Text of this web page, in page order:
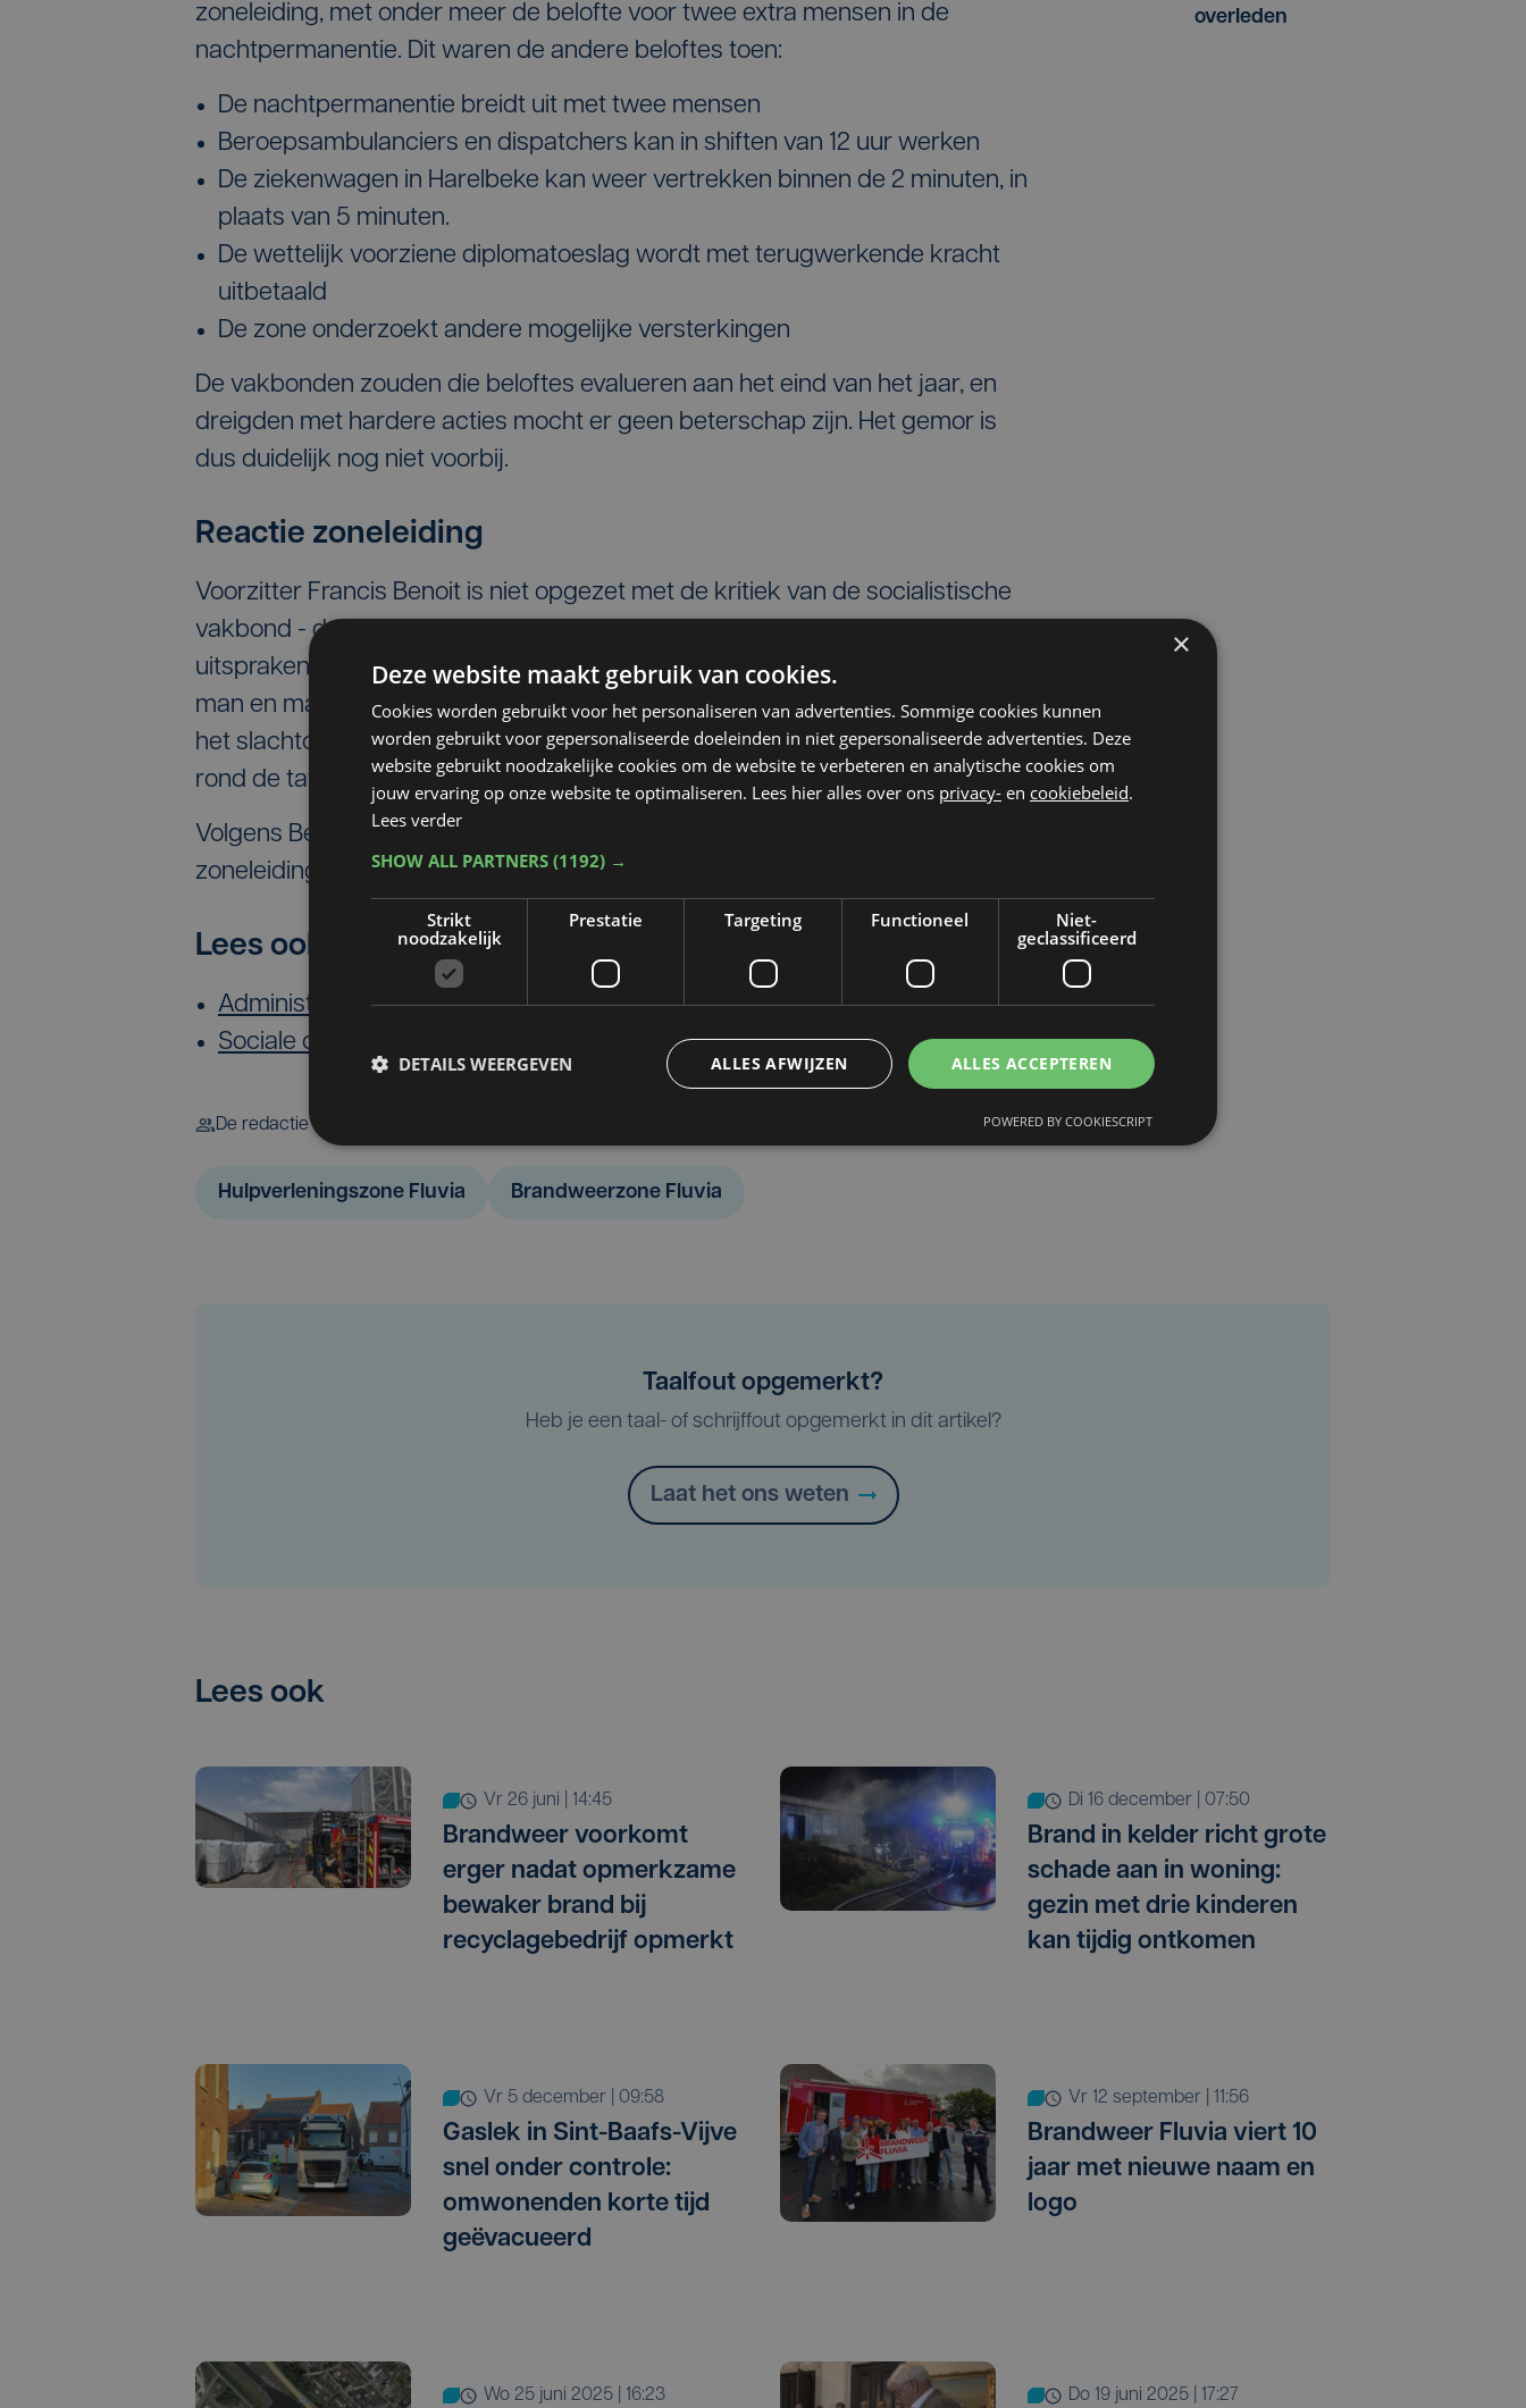
zoneleiding, met onder meer de belofte voor twee extra mensen in de
nachtpermanentie. Dit waren de andere beloftes toen:
De nachtpermanentie breidt uit met twee mensen
Beroepsambulanciers en dispatchers kan in shiften van 12 uur werken
De ziekenwagen in Harelbeke kan weer vertrekken binnen de 2 minuten, in
plaats van 5 minuten.
De wettelijk voorziene diplomatoeslag wordt met terugwerkende kracht
uitbetaald
De zone onderzoekt andere mogelijke versterkingen
De vakbonden zouden die beloftes evalueren aan het eind van het jaar, en
dreigden met hardere acties mocht er geen beterschap zijn. Het gemor is
dus duidelijk nog niet voorbij.
Reactie zoneleiding
Voorzitter Francis Benoit is niet opgezet met de kritiek van de socialistische
vakbond - de christelijke vakbond distantieert zich trouwens van die
uitspraken. "De brandweer heeft wel degelijk snel gehandeld, en heeft met
man en macht het vuur bestreden. Dit is een syndicale actie op de kap van
het slachtoffer en de nabestaanden. Onderhandelingen horen te gebeuren
rond de tafel."
Volgens Benoit is er trouwens later deze maand nog overleg tussen de
zoneleiding en de vakbonden.
​Lees ook:
Administratieve staking bij hulpverleningszone Fluvia
Sociale onrust bij hulpverleningszone Fluvia is (voorlopig) voorbij
De redactie
Hulpverleningszone Fluvia Brandweerzone Fluvia
overleden
Taalfout opgemerkt?
Heb je een taal- of schrijffout opgemerkt in dit artikel?
Laat het ons weten
Lees ook
vr 26 juni | 14:45
Brandweer voorkomt
erger nadat opmerkzame
bewaker brand bij
recyclagebedrijf opmerkt
di 16 december | 07:50
Brand in kelder richt grote
schade aan in woning:
gezin met drie kinderen
kan tijdig ontkomen
vr 5 december | 09:58
Gaslek in Sint-Baafs-Vijve
snel onder controle:
omwonenden korte tijd
geëvacueerd
vr 12 september | 11:56
Brandweer Fluvia viert 10
jaar met nieuwe naam en
logo
wo 25 juni 2025 | 16:23 do 19 juni 2025 | 17:27
×
Deze website maakt gebruik van cookies.
Cookies worden gebruikt voor het personaliseren van advertenties. Sommige cookies kunnen
worden gebruikt voor gepersonaliseerde doeleinden in niet gepersonaliseerde advertenties. Deze
website gebruikt noodzakelijke cookies om de website te verbeteren en analytische cookies om
jouw ervaring op onze website te optimaliseren. Lees hier alles over ons privacy- en cookiebeleid.
Lees verder
SHOW ALL PARTNERS (1192) →
Strikt
noodzakelijk
Prestatie Targeting Functioneel
Niet-
geclassificeerd
ALLES ACCEPTEREN
ALLES AFWIJZEN
DETAILS WEERGEVEN
POWERED BY COOKIESCRIPT